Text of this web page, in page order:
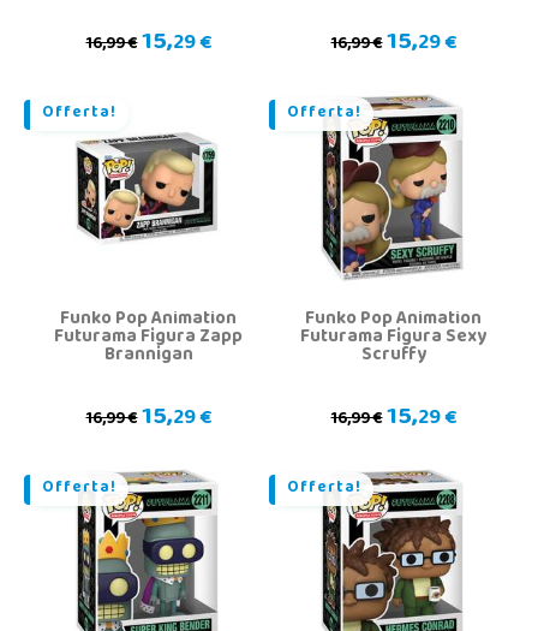
16,99 €15,29 € 16,99 €15,29 €
Offerta!
Funko Pop Animation
Futurama Figura Zapp
Brannigan
16,99 €15,29 €
Offerta!
Funko Pop Animation
Futurama Figura Sexy
Scruffy
16,99 €15,29 €
Offerta! Offerta!